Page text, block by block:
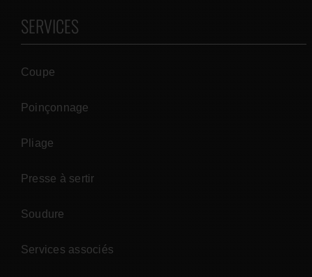
SERVICES
Coupe
Poinçonnage
Pliage
Presse à sertir
Soudure
Services associés